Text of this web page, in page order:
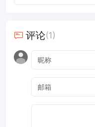
评论(1)